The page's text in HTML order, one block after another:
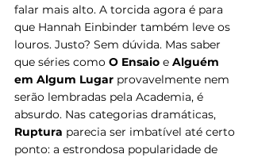
falar mais alto. A torcida agora é para
que Hannah Einbinder também leve os
louros. Justo? Sem dúvida. Mas saber
que séries como O Ensaio e Alguém
em Algum Lugar provavelmente nem
serão lembradas pela Academia, é
absurdo. Nas categorias dramáticas,
Ruptura parecia ser imbatível até certo
ponto: a estrondosa popularidade de